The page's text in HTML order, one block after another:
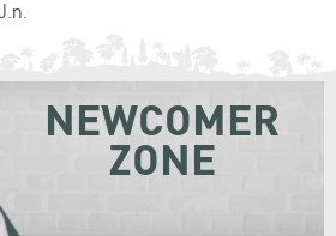
.ท.
NEWCOMER
ZONE